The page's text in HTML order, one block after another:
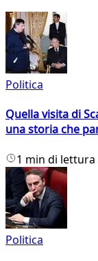
Politica
Quella visita di
una storia che
1 min di lettura
Politica